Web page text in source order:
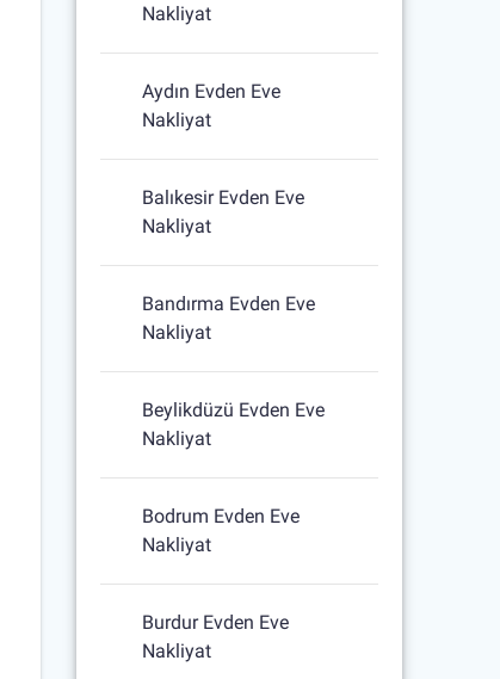
Nakliyat
Aydın Evden Eve
Nakliyat
Balıkesir Evden Eve
Nakliyat
Bandırma Evden Eve
Nakliyat
Beylikdüzü Evden Eve
Nakliyat
Bodrum Evden Eve
Nakliyat
Burdur Evden Eve
Nakliyat